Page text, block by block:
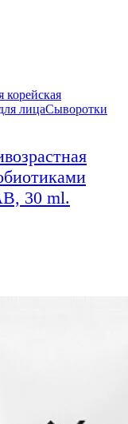
корейская
лицаСыворотки
30 ml.